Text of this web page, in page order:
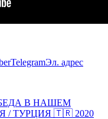
TelegramЭл. адрес
В НАШЕМ
/ ТУРЦИЯ 🇹🇷 2020